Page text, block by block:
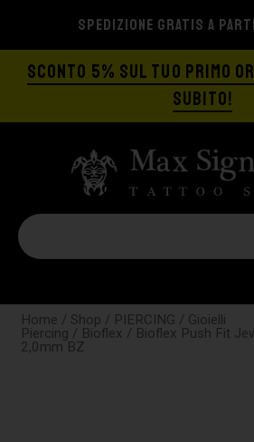
SPEDIZIONE GRATIS A
SCONTO 5% SUL TUO PRIMO
SUBITO!
Home / Shop / PIERCING / Gioielli
Piercing / Bioflex / Bioflex Push Fit
2,0mm BZ